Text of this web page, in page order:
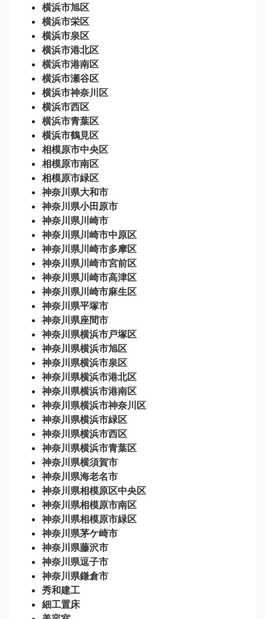
横浜市旭区
横浜市栄区
横浜市泉区
横浜市港北区
横浜市港南区
横浜市瀬谷区
横浜市神奈川区
横浜市西区
横浜市青葉区
横浜市鶴見区
相模原市中央区
相模原市南区
相模原市緑区
神奈川県大和市
神奈川県小田原市
神奈川県川崎市
神奈川県川崎市中原区
神奈川県川崎市多摩区
神奈川県川崎市宮前区
神奈川県川崎市高津区
神奈川県川崎市麻生区
神奈川県平塚市
神奈川県座間市
神奈川県横浜市戸塚区
神奈川県横浜市旭区
神奈川県横浜市泉区
神奈川県横浜市港北区
神奈川県横浜市港南区
神奈川県横浜市神奈川区
神奈川県横浜市緑区
神奈川県横浜市西区
神奈川県横浜市青葉区
神奈川県横須賀市
神奈川県海老名市
神奈川県相模原区中央区
神奈川県相模原市南区
神奈川県相模原市緑区
神奈川県茅ケ崎市
神奈川県藤沢市
神奈川県逗子市
神奈川県鎌倉市
秀和建工
細工置床